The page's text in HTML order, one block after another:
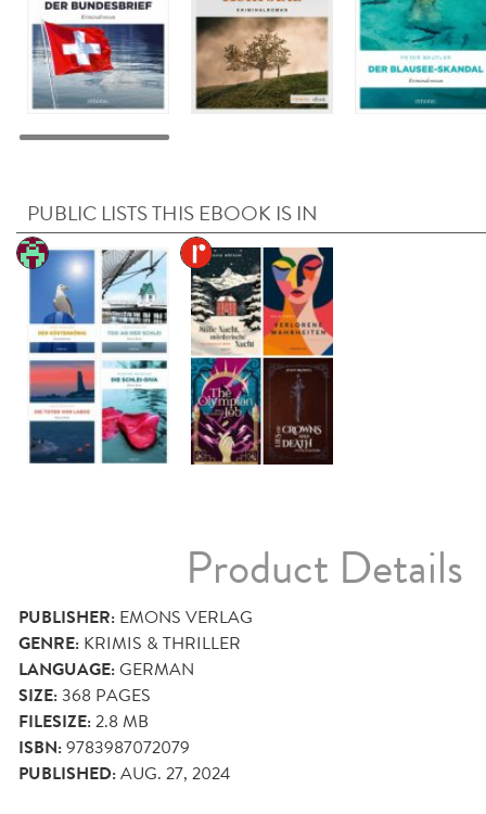
PUBLIC LISTS THIS EBOOK IS IN
Product Details
PUBLISHER: EMONS VERLAG
GENRE: KRIMIS & THRILLER
LANGUAGE:GERMAN
SIZE:368 PAGES
FILESIZE:2.8 MB
ISBN:9783987072079
PUBLISHED:AUG. 27, 2024